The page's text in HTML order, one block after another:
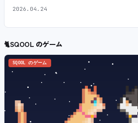
2026.04.24
🐈SQOOL のゲーム
SQOOL のゲーム